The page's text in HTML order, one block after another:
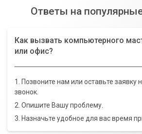
Ответы на
Как вызвать компьютерного
или офис?
1. Позвоните нам или оставьте заявку
звонок.
2. Опишите Вашу проблему.
3. Назначьте удобное для вас время